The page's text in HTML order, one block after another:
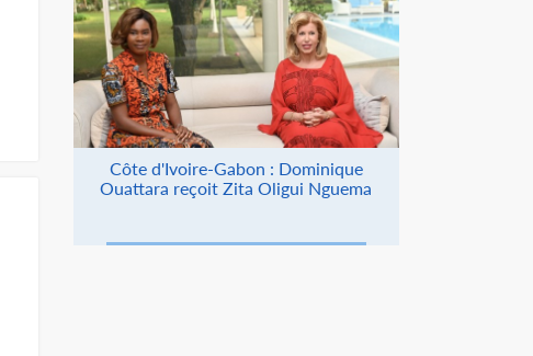
Côte d'Ivoire-Gabon : Dominique
Ouattara reçoit Zita Oligui Nguema